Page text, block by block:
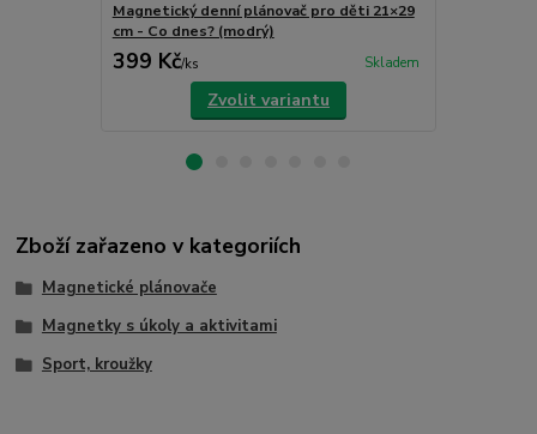
Magnetický denní plánovač pro děti 21×29
cm - Co dnes? (modrý)
399 Kč/ks Skladem
Zvolit variantu
Zboží zařazeno v kategoriích
Magnetické plánovače
Magnetky s úkoly a aktivitami
Sport, kroužky